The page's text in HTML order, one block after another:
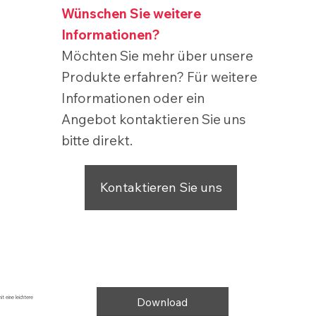
Wünschen Sie weitere
Informationen?
Möchten Sie mehr über unsere
Produkte erfahren? Für weitere
Informationen oder ein
Angebot kontaktieren Sie uns
bitte direkt.
Kontaktieren Sie uns
eine leichtere
Download